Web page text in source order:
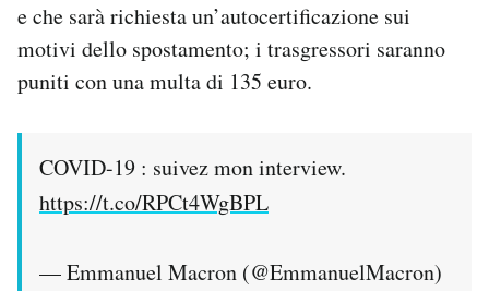
e che sarà richiesta un’autocertificazione sui
motivi dello spostamento; i trasgressori saranno
puniti con una multa di 135 euro.
COVID-19 : suivez mon interview.
https://t.co/RPCt4WgBPL
— Emmanuel Macron (@EmmanuelMacron)